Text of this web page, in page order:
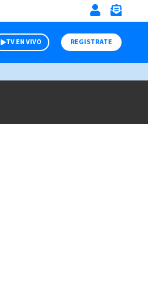
TV EN VIVO REGISTRATE